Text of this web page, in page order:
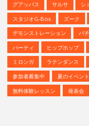
グアッパス
サルサ シ
スタジオG-Box
ズーク
デモンストレーション
バ
パーティ
ヒップホップ
ミロンガ
ラテンダンス
参加者募集中
夏のイベント
無料体験レッスン
発表会